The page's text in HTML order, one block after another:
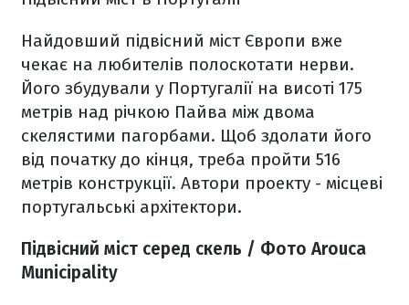
Найдовший підвісний міст Європи вже
чекає на любителів полоскотати нерви.
Його збудували у Португалії на висоті 175
метрів над річкою Пайва між двома
скелястими пагорбами. Щоб здолати його
від початку до кінця, треба пройти 516
метрів конструкції. Автори проекту - місцеві
португальські архітектори.
Підвісний міст серед скель / Фото Arouca
Municipality